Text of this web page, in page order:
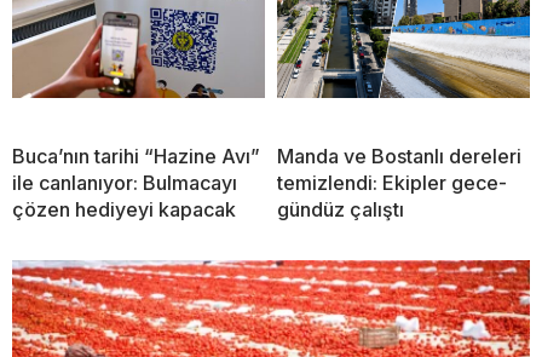
Buca’nın tarihi “Hazine Avı”
ile canlanıyor: Bulmacayı
çözen hediyeyi kapacak
Manda ve Bostanlı dereleri
temizlendi: Ekipler gece-
gündüz çalıştı